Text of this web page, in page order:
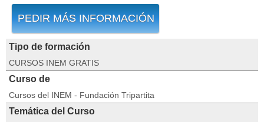
PEDIR MÁS INFORMACIÓN
Tipo de formación
CURSOS INEM GRATIS
Curso de
Cursos del INEM - Fundación Tripartita
Temática del Curso